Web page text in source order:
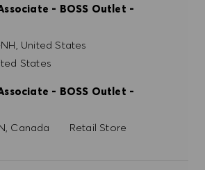
- BOSS Outlet -
United States
States
- BOSS Outlet -
Canada Kategori
Retail Store